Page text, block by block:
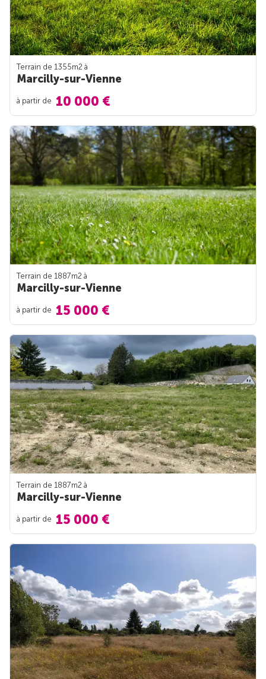
Terrain de 1355m2 à
Marcilly-sur-Vienne
à partir de 10 000 €
Terrain de 1887m2 à
Marcilly-sur-Vienne
à partir de 15 000 €
Terrain de 1887m2 à
Marcilly-sur-Vienne
à partir de 15 000 €